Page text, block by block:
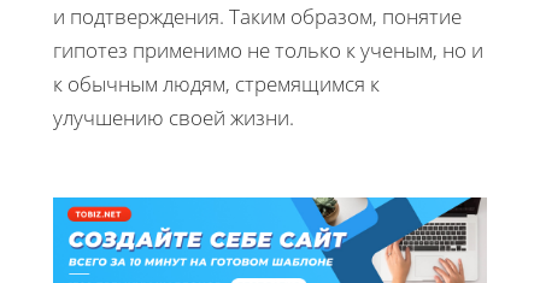
и подтверждения. Таким образом, понятие
гипотез применимо не только к ученым, но и
к обычным людям, стремящимся к
улучшению своей жизни.